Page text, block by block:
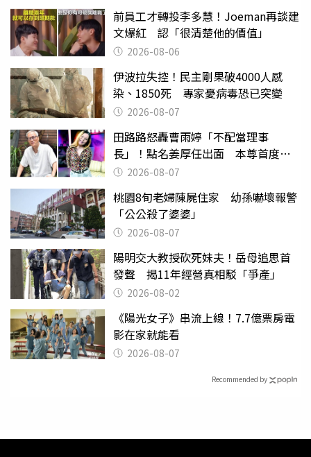
前員工才轉投李多慧！Joeman再談建
文爆紅 認「很清楚他的價值」
2026-08-06
伊波拉失控！民主剛果破4000人感
染、1850死 專家憂病毒恐已突變
2026-08-07
田路路怒轟曹雨婷「不配當理事
長」！點名姜厚任出面 本尊首度回
應了2026-08-07
桃園8旬老婦陳屍住家 幼孫嚇壞報警
「公公殺了婆婆」
2026-08-07
陽明交大教授砍死妹夫！岳母追思首
發聲 揭11年經營真相駁「爭產」
2026-08-02
《陽光女子》串流上線！7.7億票房電
影在家就能看
2026-08-07
Recommended by